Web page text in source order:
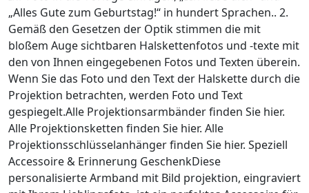
„Alles Gute zum Geburtstag!“ in hundert Sprachen.. 2.
Gemäß den Gesetzen der Optik stimmen die mit
bloßem Auge sichtbaren Halskettenfotos und -texte mit
den von Ihnen eingegebenen Fotos und Texten überein.
Wenn Sie das Foto und den Text der Halskette durch die
Projektion betrachten, werden Foto und Text
gespiegelt.Alle Projektionsarmbänder finden Sie hier.
Alle Projektionsketten finden Sie hier. Alle
Projektionsschlüsselanhänger finden Sie hier. Speziell
Accessoire & Erinnerung GeschenkDiese
personalisierte Armband mit Bild projektion, eingraviert